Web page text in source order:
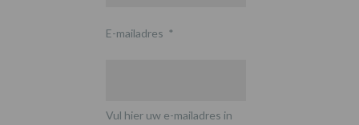
E-mailadres *
Vul hier uw e-mailadres in